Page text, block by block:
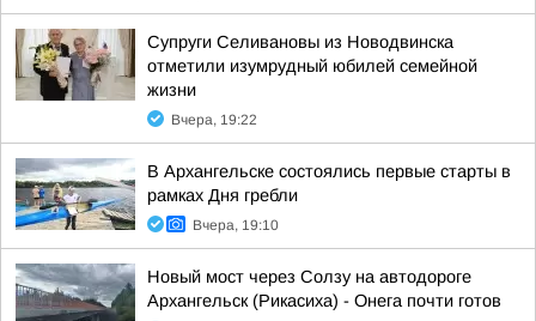
Супруги Селивановы из Новодвинска
отметили изумрудный юбилей семейной
жизни
Вчера, 19:22
В Архангельске состоялись первые старты в
рамках Дня гребли
Вчера, 19:10
Новый мост через Солзу на автодороге
Архангельск (Рикасиха) - Онега почти готов